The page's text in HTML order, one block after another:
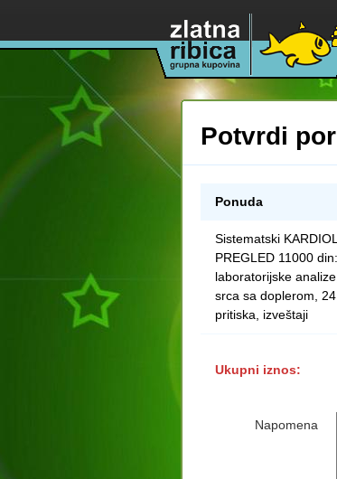
Potvrdi
Ponuda
Sistematski
PREGLED 11000 din:
laboratorijske
srca sa doplerom,
pritiska, izveštaji
Ukupni iznos:
Napomena